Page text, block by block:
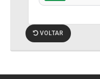
VOLTAR